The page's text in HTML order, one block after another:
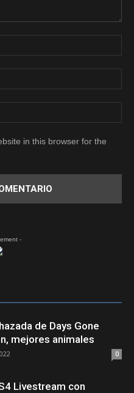
in this browser for the
-
de Days Gone
mejores animales
0
Livestream con